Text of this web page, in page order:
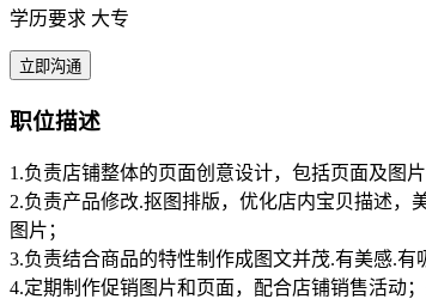
学历要求 大专
立即沟通
职位描述
1.负责店铺整体的页面创意设计，包括页面及图
2.负责产品修改.抠图排版，优化店内宝贝描述，
图片；
3.负责结合商品的特性制作成图文并茂.有美感.有
4.定期制作促销图片和页面，配合店铺销售活动